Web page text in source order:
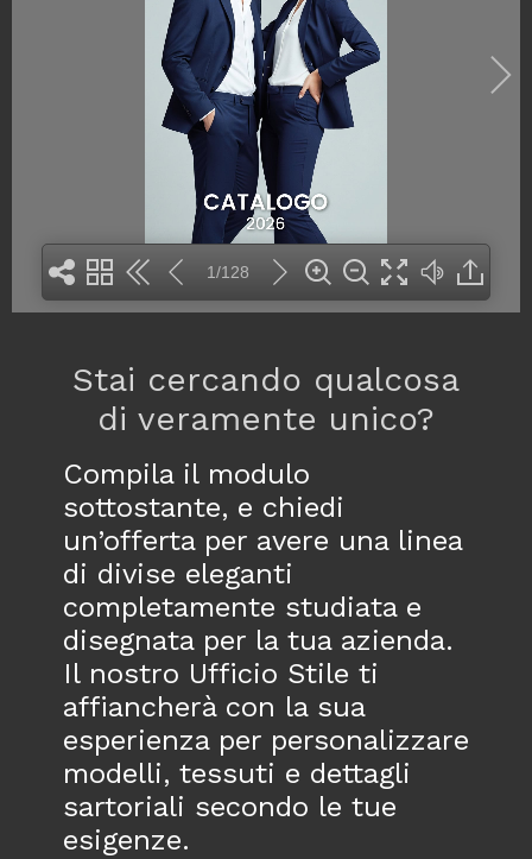
1/128
Stai cercando qualcosa
di veramente unico?
Compila il modulo
sottostante, e chiedi
un’offerta per avere una linea
di divise eleganti
completamente studiata e
disegnata per la tua azienda.
Il nostro Ufficio Stile ti
affiancherà con la sua
esperienza per personalizzare
modelli, tessuti e dettagli
sartoriali secondo le tue
esigenze.